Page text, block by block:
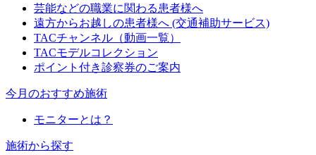
芸能などの職業に関わる患者様へ
遠方からお越しの患者様へ (交通補助サービス)
TACチャンネル（動画一覧）
TACモデルコレクション
ポイント付き診察券のご案内
今月のおすすめ施術
モニターとは？
施術から探す